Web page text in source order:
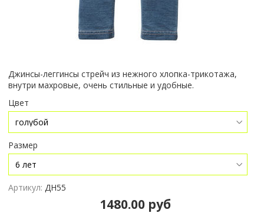
Джинсы-леггинсы стрейч из нежного хлопка-трикотажа,
внутри махровые, очень стильные и удобные.
Цвет
Размер
Артикул: ДН55
1480.00 руб